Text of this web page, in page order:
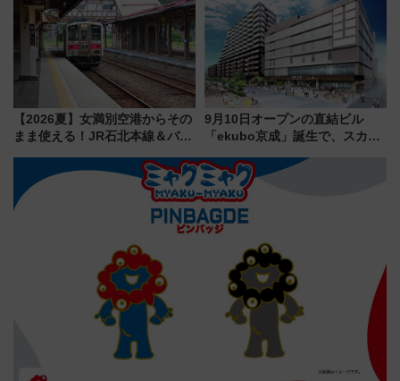
【2026夏】女満別空港からその
まま使える！JR石北本線＆バス
ーパス」でおトクに道東観光
（8/3発売）
9月10日オープンの直結ビル
「ekubo京成」誕生で、スカイ
新鎌ヶ谷はどう変わる？ 全テナ
ント情報も公開！